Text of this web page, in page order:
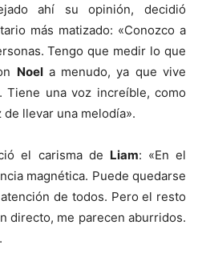
ahí su opinión, decidió
más matizado: «Conozco a
Tengo que medir lo que
Noela menudo, ya que vive
Tiene una voz increíble, como
de llevar una melodía».
el carisma de Liam: «En el
magnética. Puede quedarse
de todos. Pero el resto
directo, me parecen aburridos.